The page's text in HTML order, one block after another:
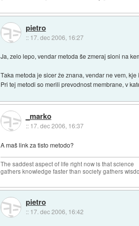
pietro
:: 17. dec 2006, 16:27
Ja, zelo lepo, vendar metoda še zmeraj sloni na
Taka metoda je sicer že znana, vendar ne vem,
Pri tej metodi so merili prevodnost membrane, v
_marko
:: 17. dec 2006, 16:37
A maš link za tisto metodo?
The saddest aspect of life right now is that science
gathers knowledge faster than society gathers
pietro
:: 17. dec 2006, 16:42